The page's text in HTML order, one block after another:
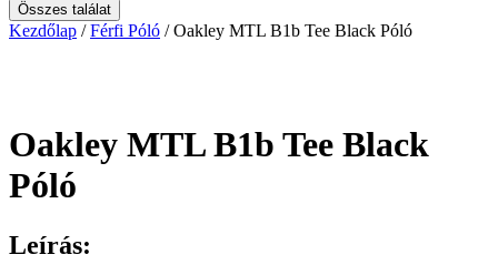
Összes találat
Kezdőlap /Férfi Póló / Oakley MTL B1b Tee Black Póló
Oakley MTL B1b Tee Black
Póló
Leírás: